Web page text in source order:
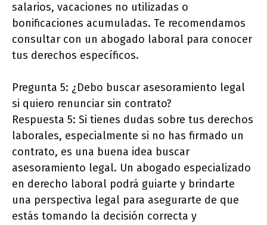
salarios, vacaciones no utilizadas o
bonificaciones acumuladas. Te recomendamos
consultar con un abogado laboral para conocer
tus derechos específicos.
Pregunta 5: ¿Debo buscar asesoramiento legal
si quiero renunciar sin contrato?
Respuesta 5: Si tienes dudas sobre tus derechos
laborales, especialmente si no has firmado un
contrato, es una buena idea buscar
asesoramiento legal. Un abogado especializado
en derecho laboral podrá guiarte y brindarte
una perspectiva legal para asegurarte de que
estás tomando la decisión correcta y